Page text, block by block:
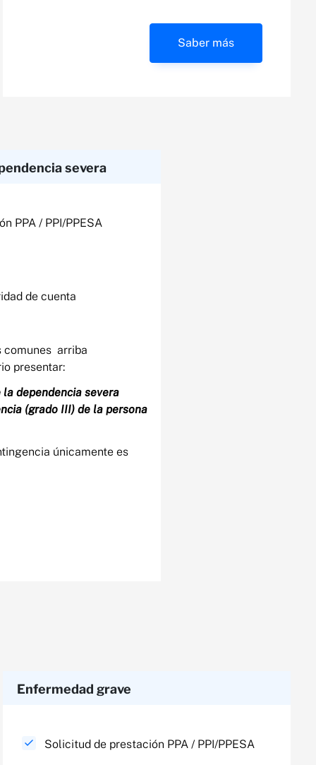
Saber más
severa​
PPA / PPI/PPESA
de cuenta
comunes arriba
presentar:​
dependencia severa
(grado III) de la persona
únicamente es
Enfermedad grave
Solicitud de prestación PPA / PPI/PPESA